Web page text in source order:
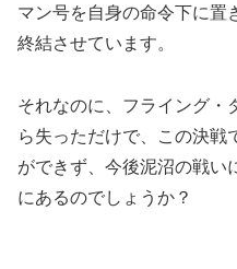
マン号を自身の命令下に置
終結させています。
それなのに、フライング・
ら失っただけで、この決戦
ができず、今後泥沼の戦い
にあるのでしょうか？